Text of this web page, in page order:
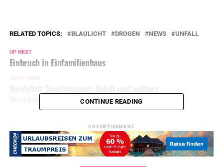
RELATED TOPICS: BLAULICHT DROGEN NEWS UNFALL
UP NEXT
Einbruch in Einfamilienhaus
DON'T MISS
Verschönerungen
CONTINUE READING
ADVERTISEMENT